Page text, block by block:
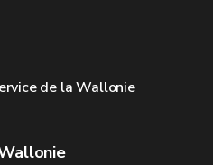
de la Wallonie